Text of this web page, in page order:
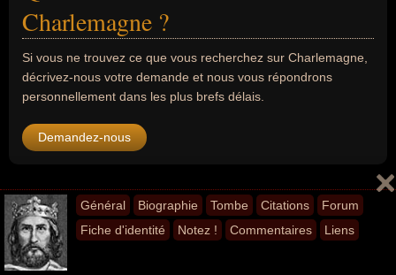
Général Biographie Tombe Citations
Forum
Fiche d'identité
Notez ! Commentaires Liens
Charlemagne ?
Si vous ne trouvez ce que vous recherchez sur Charlemagne,
décrivez-nous votre demande et nous vous répondrons
personnellement dans les plus brefs délais.
Demandez-nous
Notez !